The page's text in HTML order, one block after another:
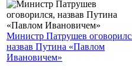
Министр Патрушев
назвав Путина «Павлом
Ивановичем»